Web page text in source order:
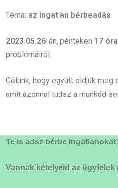
Téma: az ingatlan bérbeadás
2023.05.26-án, pénteken 17
problémáiról.
Célunk, hogy együtt oldjuk
amit azonnal tudsz a munkád
Te is adsz bérbe
Vannak kételyeid az